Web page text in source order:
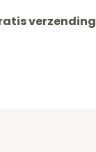
verzending